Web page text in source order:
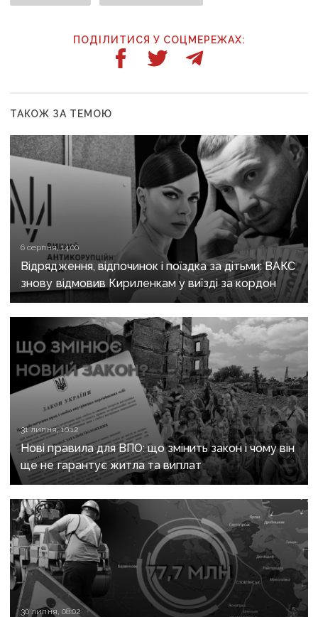
ПОДІЛИТИСЯ У СОЦМЕРЕЖАХ:
ТАКОЖ ЗА ТЕМОЮ
6 серпня, 14:00
Відрядження, відпочинок і поїздка за дітьми: ВАКС
знову відмовив Кириленкам у виїзді за кордон
31 липня, 10:12
Нові правила для ВПО: що змінить закон і чому він
ще не гарантує житла та виплат
30 липня, 08:02